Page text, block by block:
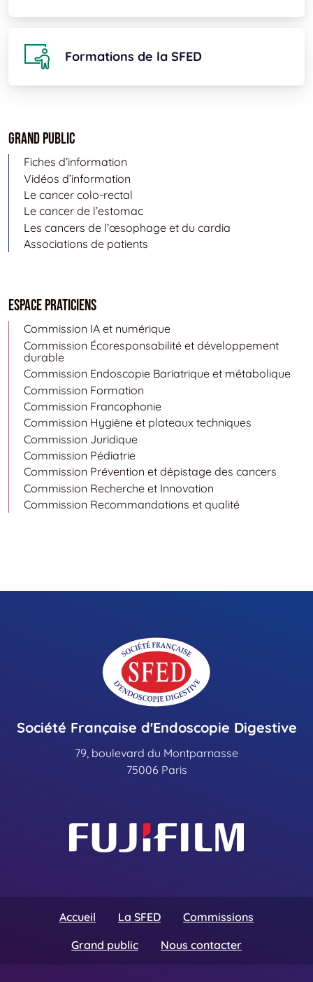
Formations de la SFED
Grand public
Fiches d’information
Vidéos d’information
Le cancer colo-rectal
Le cancer de l’estomac
Les cancers de l’œsophage et du cardia
Associations de patients
Espace Praticiens
Commission IA et numérique
Commission Écoresponsabilité et développement
durable
Commission Endoscopie Bariatrique et métabolique
Commission Formation
Commission Francophonie
Commission Hygiène et plateaux techniques
Commission Juridique
Commission Pédiatrie
Commission Prévention et dépistage des cancers
Commission Recherche et Innovation
Commission Recommandations et qualité
Société Française d'Endoscopie Digestive
79, boulevard du Montparnasse
75006 Paris
Accueil La SFED
Commissions
Grand public
Nous contacter